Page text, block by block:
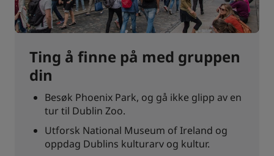
Ting å finne på med gruppen
din
Besøk Phoenix Park, og gå ikke glipp av en
tur til Dublin Zoo.
Utforsk National Museum of Ireland og
oppdag Dublins kulturarv og kultur.